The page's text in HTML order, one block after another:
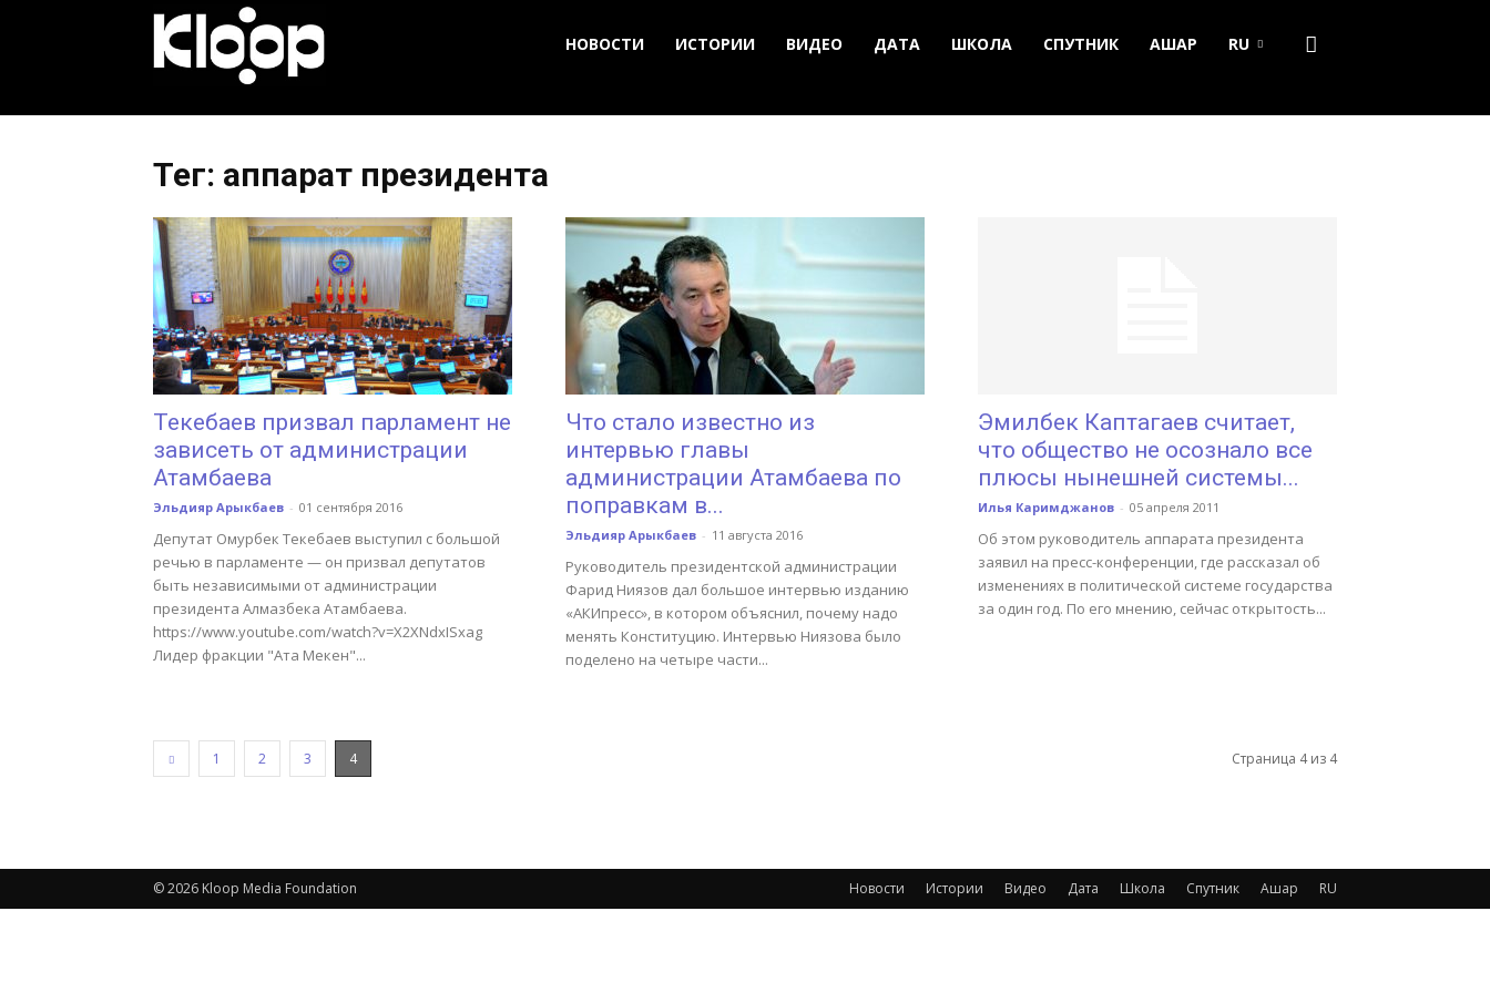
Новости
Кыргызстана
НОВОСТИ ИСТОРИИ ВИДЕО ДАТА ШКОЛА СПУТНИК АШАР RU
Тег: аппарат президента
Текебаев призвал парламент не
зависеть от администрации
Атамбаева
Эльдияр Арыкбаев - 01 сентября 2016
Депутат Омурбек Текебаев выступил с большой
речью в парламенте — он призвал депутатов
быть независимыми от администрации
президента Алмазбека Атамбаева.
https://www.youtube.com/watch?v=X2XNdxISxag
Лидер фракции "Ата Мекен"...
Что стало известно из
интервью главы
администрации Атамбаева по
поправкам в...
Эльдияр Арыкбаев - 11 августа 2016
Руководитель президентской администрации
Фарид Ниязов дал большое интервью изданию
«АКИпресс», в котором объяснил, почему надо
менять Конституцию. Интервью Ниязова было
поделено на четыре части...
Эмилбек Каптагаев считает,
что общество не осознало все
плюсы нынешней системы...
Илья Каримджанов - 05 апреля 2011
Об этом руководитель аппарата президента
заявил на пресс-конференции, где рассказал об
изменениях в политической системе государства
за один год. По его мнению, сейчас открытость...
1 2 3 4 Страница 4 из 4
Новости Истории Видео Дата Школа Спутник Ашар RU
© 2026 Kloop Media Foundation